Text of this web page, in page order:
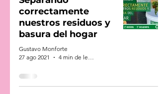
correctamente
nuestros residuos y
basura del hogar
Gustavo Monforte
27 ago 2021
4 min de lectura